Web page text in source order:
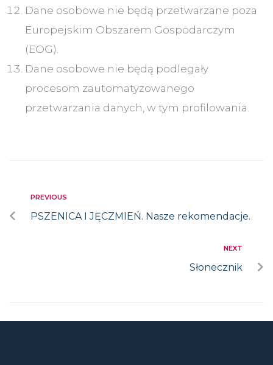
Dane osobowe nie będą przetwarzane poza
Europejskim Obszarem Gospodarczym
(EOG).
Dane osobowe nie będą podlegały
procesom zautomatyzowanego
przetwarzania danych, w tym profilowania.
PREVIOUS
PSZENICA I JĘCZMIEŃ. Nasze rekomendacje.
NEXT
Słonecznik